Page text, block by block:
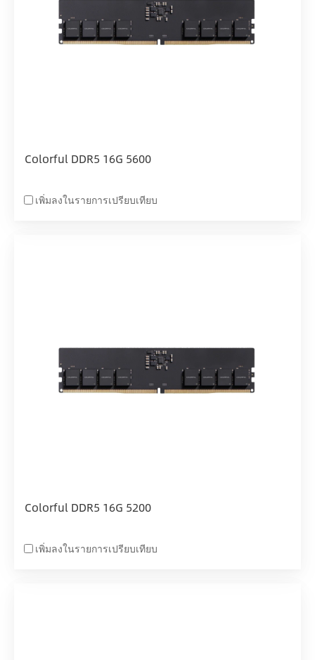
Colorful DDR5 16G 5600
เพิ่มลงในรายการเปรียบเทียบ
Colorful DDR5 16G 5200
เพิ่มลงในรายการเปรียบเทียบ